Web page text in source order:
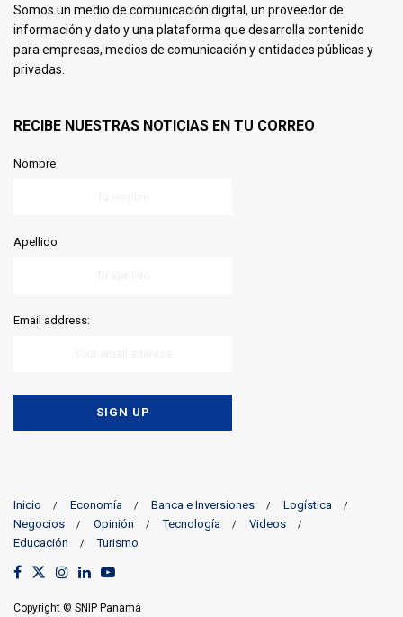
Somos un medio de comunicación digital, un proveedor de
información y dato y una plataforma que desarrolla contenido
para empresas, medios de comunicación y entidades públicas y
privadas.
RECIBE NUESTRAS NOTICIAS EN TU CORREO
Nombre
Apellido
Email address:
Inicio Economía Banca e Inversiones
Logística
Negocios
Opinión Tecnología
Videos
Educación
Turismo
Copyright © SNIP Panamá